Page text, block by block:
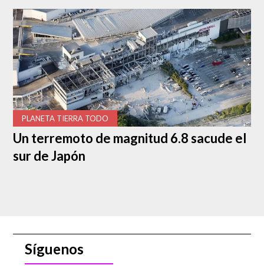
*
El Polo Norte **
PLANETA TIERRA TODO
Un terremoto de magnitud 6.8 sacude el
sur de Japón
Síguenos